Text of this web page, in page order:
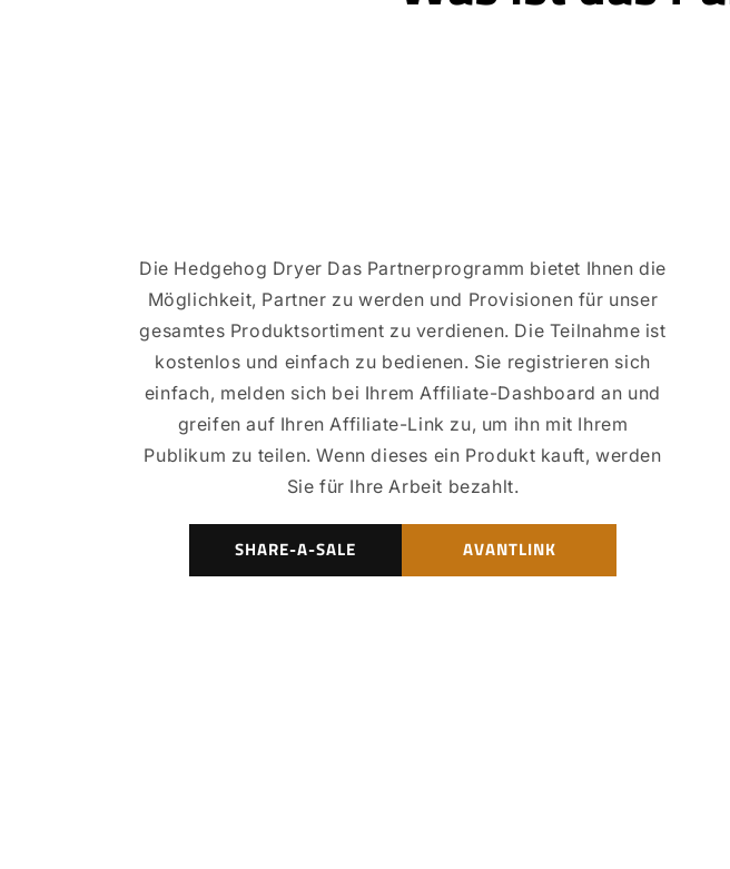
Die Hedgehog Dryer Das Partnerprogramm bietet Ihnen die
Möglichkeit, Partner zu werden und Provisionen für unser
gesamtes Produktsortiment zu verdienen. Die Teilnahme ist
kostenlos und einfach zu bedienen. Sie registrieren sich
einfach, melden sich bei Ihrem Affiliate-Dashboard an und
greifen auf Ihren Affiliate-Link zu, um ihn mit Ihrem
Publikum zu teilen. Wenn dieses ein Produkt kauft, werden
Sie für Ihre Arbeit bezahlt.
SHARE-A-SALE AVANTLINK